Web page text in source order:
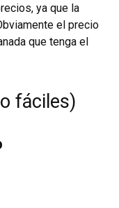
ya que la
el precio
que tenga el
fáciles)